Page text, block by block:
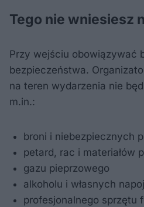
Tego nie wniesiesz
Przy wejściu obowiązywać
bezpieczeństwa.
na teren wydarzenia nie
m.in.:
broni i niebezpiecznych
petard, rac i materiałów
gazu pieprzowego
alkoholu i własnych
profesjonalnego sprzętu